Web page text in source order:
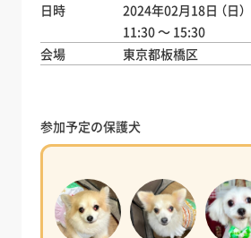
日時 2024年02月18日 （日）
11:30 ～ 15:30
会場
東京都板橋区
参加予定の保護犬